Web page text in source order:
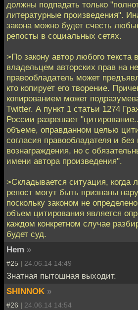
должны подпадать только
литературные произведения".
закона можно будет счесть
репосты в социальных сетях.
>По закону автор любого текста
владельцем авторских прав на
правообладатель может
кто копирует его творение.
копированием может
Twitter. А пункт 1 статьи 1274
России разрешает
объеме, оправданном целью
согласия правообладателя и
вознаграждения, но с
имени автора произведения".
>Складывается ситуация, когда
репост могут быть признаны
поскольку законом не
объем цитирования является
каждом конкретном случае
будет суд.
Hem »
#25 | 24.06.14 14:49
Знатная пытошная выходит.
SHINNOK »
#26 | 24.06.14 14:54